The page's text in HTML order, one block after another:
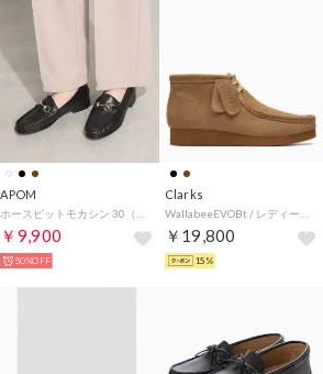
APOM
￥9,900
50%OFF
Clarks
￥19,800
15%